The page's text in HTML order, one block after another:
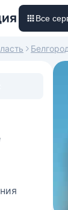
Все
Белгород